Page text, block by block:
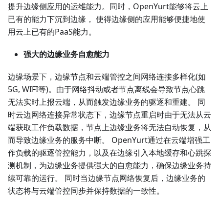
提升边缘侧应用的运维能力。同时，OpenYurt能够将云上
已有的能力下沉到边缘， 使得边缘侧的应用能够便捷地使
用云上已有的PaaS能力。
强大的边缘业务自愈能力
边缘场景下，边缘节点和云端管控之间网络连接多样化(如
5G, WIFI等)。由于网络抖动或者节点离线会导致节点心跳
无法实时上报云端，从而触发边缘业务的驱逐和重建。 同
时云边网络连接异常状态下，边缘节点重启时由于无法从云
端获取工作负载数据，节点上边缘业务将无法自动恢复，从
而导致边缘业务的服务中断。 OpenYurt通过在云端增强工
作负载的驱逐管控能力，以及在边缘引入本地缓存和心跳探
测机制，为边缘业务提供强大的自愈能力，确保边缘业务持
续可靠的运行。 同时当边缘节点网络恢复后，边缘业务的
状态将与云端管控同步并保持数据的一致性。